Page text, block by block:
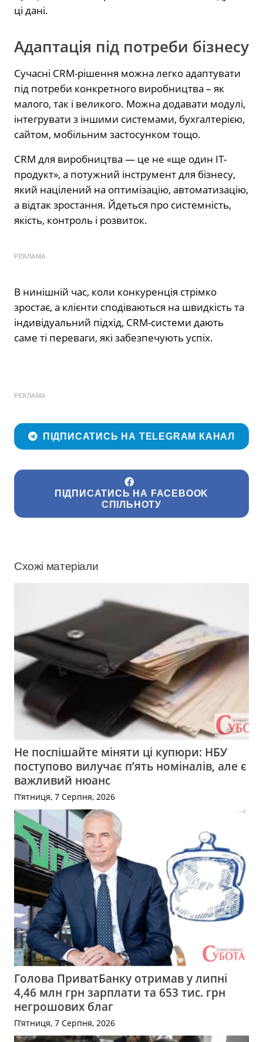
ці дані.
Адаптація під потреби бізнесу
Сучасні CRM-рішення можна легко адаптувати
під потреби конкретного виробництва – як
малого, так і великого. Можна додавати модулі,
інтегрувати з іншими системами, бухгалтерією,
сайтом, мобільним застосунком тощо.
CRM для виробництва — це не «ще один ІТ-
продукт», а потужний інструмент для бізнесу,
який націлений на оптимізацію, автоматизацію,
а відтак зростання. Йдеться про системність,
якість, контроль і розвиток.
РЕКЛАМА
В нинішній час, коли конкуренція стрімко
зростає, а клієнти сподіваються на швидкість та
індивідуальний підхід, CRM-системи дають
саме ті переваги, які забезпечують успіх.
РЕКЛАМА
ПІДПИСАТИСЬ НА TELEGRAM КАНАЛ
ПІДПИСАТИСЬ НА FACEBOOK
СПІЛЬНОТУ
Схожі матеріали
Не поспішайте міняти ці купюри: НБУ
поступово вилучає п’ять номіналів, але є
важливий нюанс
П’ятниця, 7 Серпня, 2026
Голова ПриватБанку отримав у липні
4,46 млн грн зарплати та 653 тис. грн
негрошових благ
П’ятниця, 7 Серпня, 2026